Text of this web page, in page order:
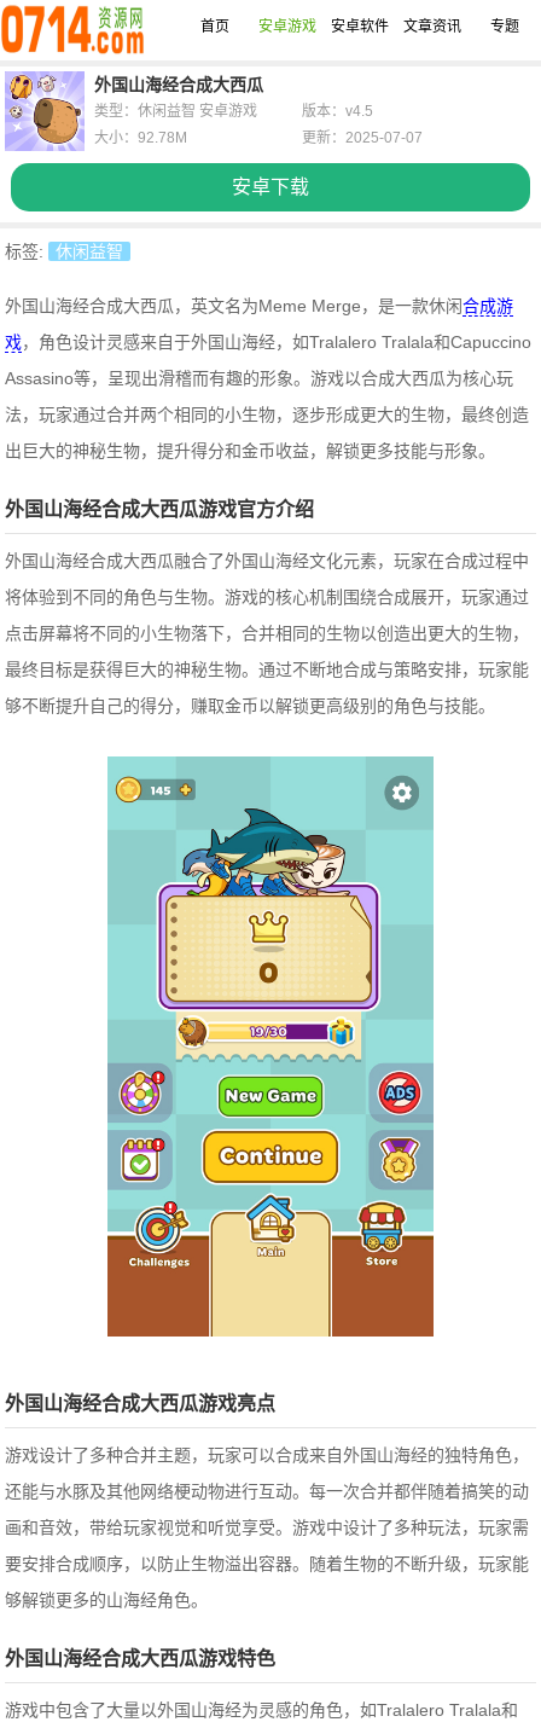
首页 安卓游戏 安卓软件 文章资讯 专题
外国山海经合成大西瓜
安卓下载
类型：休闲益智 安卓游戏
版本：v4.5
大小：92.78M
更新：2025-07-07
标签: 休闲益智
外国山海经合成大西瓜，英文名为Meme Merge，是一款休闲合成游
戏，角色设计灵感来自于外国山海经，如Tralalero Tralala和Capuccino
Assasino等， 呈现出滑稽而有趣的形象。游戏以合成大西瓜为核心玩
法，玩家通过合并两个相同的小生物，逐步形成更大的生物，最终创造
出巨大的神秘生物，提升得分和金币收益，解锁更多技能与形象。
外国山海经合成大西瓜游戏官方介绍
外国山海经合成大西瓜融合了外国山海经文化元素，玩家在合成过程中
将体验到不同的角色与生物。游戏的核心机制围绕合成展开，玩家通过
点击屏幕将不同的小生物落下，合并相同的生物以创造出更大的生物，
最终目标是获得巨大的神秘生物。通过不断地合成与策略安排，玩家能
够不断提升自己的得分，赚取金币以解锁更高级别的角色与技能。
外国山海经合成大西瓜游戏亮点
游戏设计了多种合并主题，玩家可以合成来自外国山海经的独特角色，
还能与水豚及其他网络梗动物进行互动。每一次合并都伴随着搞笑的动
画和音效，带给玩家视觉和听觉享受。游戏中设计了多种玩法，玩家需
要安排合成顺序，以防止生物溢出容器。 随着生物的不断升级，玩家能
够解锁更多的山海经角色。
外国山海经合成大西瓜游戏特色
游戏中包含了大量以外国山海经为灵感的角色，如Tralalero Tralala和